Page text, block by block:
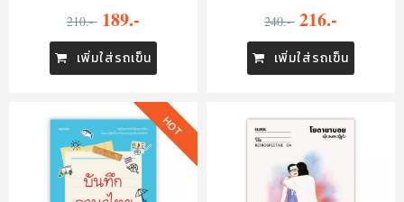
210.- 189.-
เพิ่มใส่รถเข็น
240.- 216.-
เพิ่มใส่รถเข็น
HOT